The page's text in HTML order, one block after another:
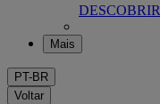
DESCOBRIR
Mais
PT-BR
Voltar